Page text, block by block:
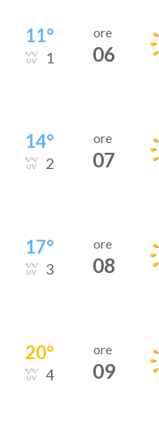
11°
1
ore
06
14°
2
ore
07
17°
3
ore
08
20°
4
ore
09